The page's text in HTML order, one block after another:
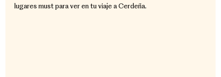
lugares must para ver en tu viaje a Cerdeña.